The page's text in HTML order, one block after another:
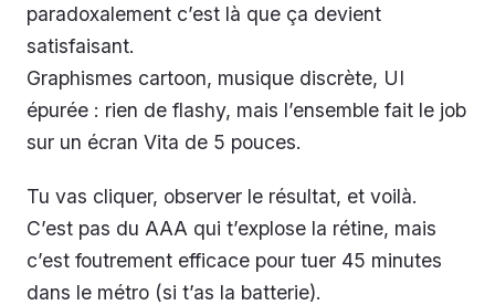
paradoxalement c’est là que ça devient
satisfaisant.
Graphismes cartoon, musique discrète, UI
épurée : rien de flashy, mais l’ensemble fait le job
sur un écran Vita de 5 pouces.
Tu vas cliquer, observer le résultat, et voilà.
C’est pas du AAA qui t’explose la rétine, mais
c’est foutrement efficace pour tuer 45 minutes
dans le métro (si t’as la batterie).